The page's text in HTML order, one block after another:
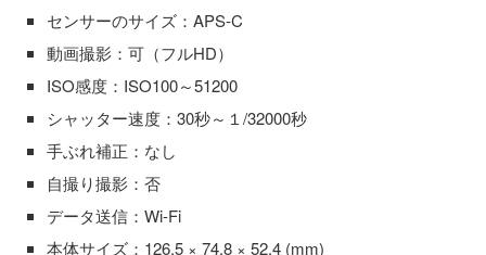
センサーのサイズ：APS-C
動画撮影：可（フルHD）
ISO感度：ISO100～51200
シャッター速度：30秒～１/32000秒
手ぶれ補正：なし
自撮り撮影：否
データ送信：Wi-Fi
本体サイズ：126.5 × 74.8 × 52.4 (mm)